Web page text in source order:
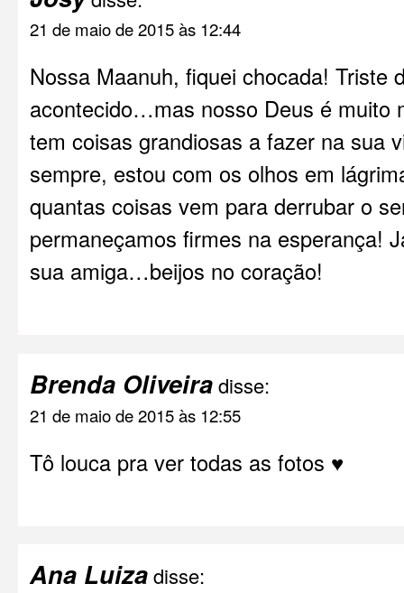
21 de maio de 2015 às 12:44
Nossa Maanuh, fiquei chocada! Triste
acontecido…mas nosso Deus é muito
tem coisas grandiosas a fazer na sua
sempre, estou com os olhos em
quantas coisas vem para derrubar o
permaneçamos firmes na esperança!
sua amiga…beijos no coração!
Brenda Oliveiradisse:
21 de maio de 2015 às 12:55
Tô louca pra ver todas as fotos ♥
Ana Luizadisse: